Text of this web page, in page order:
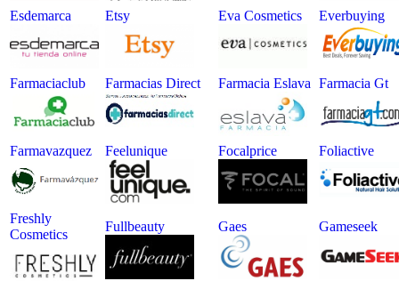
Esdemarca Etsy Eva Cosmetics Everbuying
Farmaciaclub Farmacias Direct Farmacia Eslava Farmacia Gt
Farmavazquez Feelunique Focalprice Foliactive
Freshly
Cosmetics
Fullbeauty Gaes Gameseek